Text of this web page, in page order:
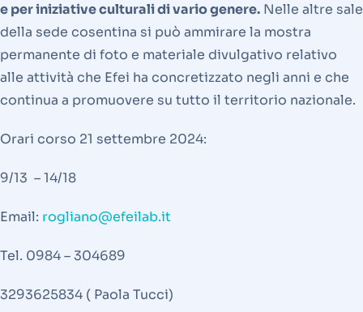
e per iniziative culturali di vario genere. Nelle altre sale
della sede cosentina si può ammirare la mostra
permanente di foto e materiale divulgativo relativo
alle attività che Efei ha concretizzato negli anni e che
continua a promuovere su tutto il territorio nazionale.
Orari corso 21 settembre 2024:
9/13 – 14/18
Email: rogliano@efeilab.it
Tel. 0984 – 304689
3293625834 ( Paola Tucci)